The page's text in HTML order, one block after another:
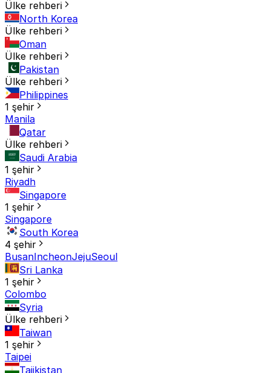
Ülke rehberi
North Korea
Ülke rehberi
Oman
Ülke rehberi
Pakistan
Ülke rehberi
Philippines
1 şehir
Manila
Qatar
Ülke rehberi
Saudi Arabia
1 şehir
Riyadh
Singapore
1 şehir
Singapore
South Korea
4 şehir
BusanIncheonJejuSeoul
Sri Lanka
1 şehir
Colombo
Syria
Ülke rehberi
Taiwan
1 şehir
Taipei
Tajikistan